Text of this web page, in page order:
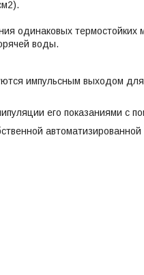
одинаковых термостойких
воды.
импульсным выходом
его показаниями с
автоматизированной